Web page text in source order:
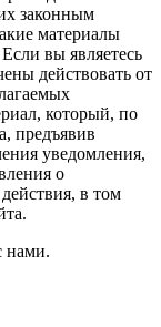
законным
материалы
вы являетесь
действовать от
который, по
предъявив
уведомления,
о
в том
нами.